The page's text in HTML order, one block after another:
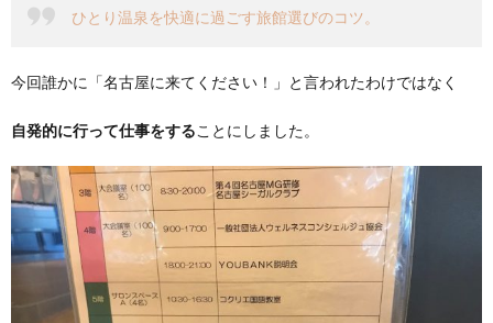
ひとり温泉を快適に過ごす旅館選びのコツ。
今回誰かに「名古屋に来てください！」と言われたわけではなく
自発的に行って仕事をすることにしました。